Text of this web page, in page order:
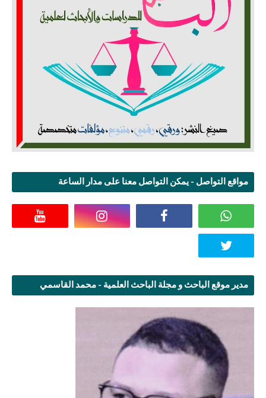
مواقع التواصل - يمكن التواصل معنا على مدار الساعة
مدير موقع الباحث و مجلة الباحث العلمية - محمد القاسمي